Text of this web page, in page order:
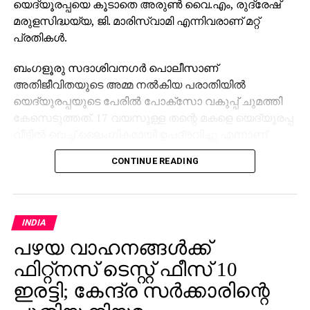
യെദ്യൂരപ്പയെ കൂടാതെ അരുണ്‍ വൈ.എം, രുദ്രേഷ്
മരുളസിദ്ധയ്യ, ജി. മാരിസ്വാമി എന്നിവരാണ് മറ്റ്
പ്രതികള്‍.
ബംഗളൂരു സദാശിവനഗര്‍ പൊലീസാണ്
അതിജീവിതയുടെ അമ്മ നല്‍കിയ പരാതിയില്‍
യെദ്യൂരപ്പയുടെ പേരില്‍ പോക്‌സോ വകുപ്പ് ചുമത്തി
കേസെടുത്തത്. 17 വയസുള്ള തന്റെ മകളെ യെദ്യൂരപ്പ
പെണ്‍കുട്ടിയുടെ അമ്മയുടെ പരാതി. അന്വേഷണം
പിന്നീട് സര്‍ക്കാര്‍ സിഐഡിക്ക് കൈമാറി. കേസ്
ആവശ്യപ്പെട്ട് സമന്‍സ് അയച്ചത് ചോദ്യം ചെയ്ത്
യെദ്യൂരപ്പ ഹൈക്കോടതിയെ സമീപിച്ചു. എന്നാല്‍,
കേസ് റദ്ദാക്കണമെന്ന യെദ്യൂരപ്പയുടെ ആവശ്യം
ഹൈക്കോടതി തള്ളിയിരുന്നു.
കേസില്‍ യെദ്യൂരപ്പ വിചാരണ നേരിടണമെന്നും
CONTINUE READING
INDIA
പഴയ വാഹനങ്ങള്‍ക്ക്
ഫിറ്റ്‌നസ് ടെസ്റ്റ് ഫീസ് 10
ഇരട്ടി; കേന്ദ്ര സര്‍ക്കാരിന്റെ